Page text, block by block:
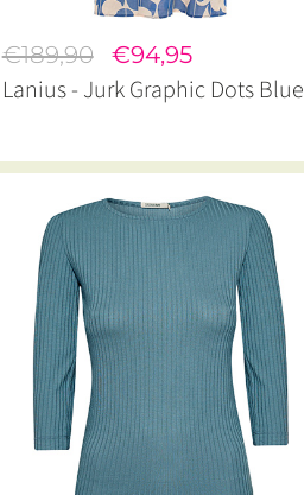
€189,90 €94,95
Lanius - Jurk Graphic Dots Blue